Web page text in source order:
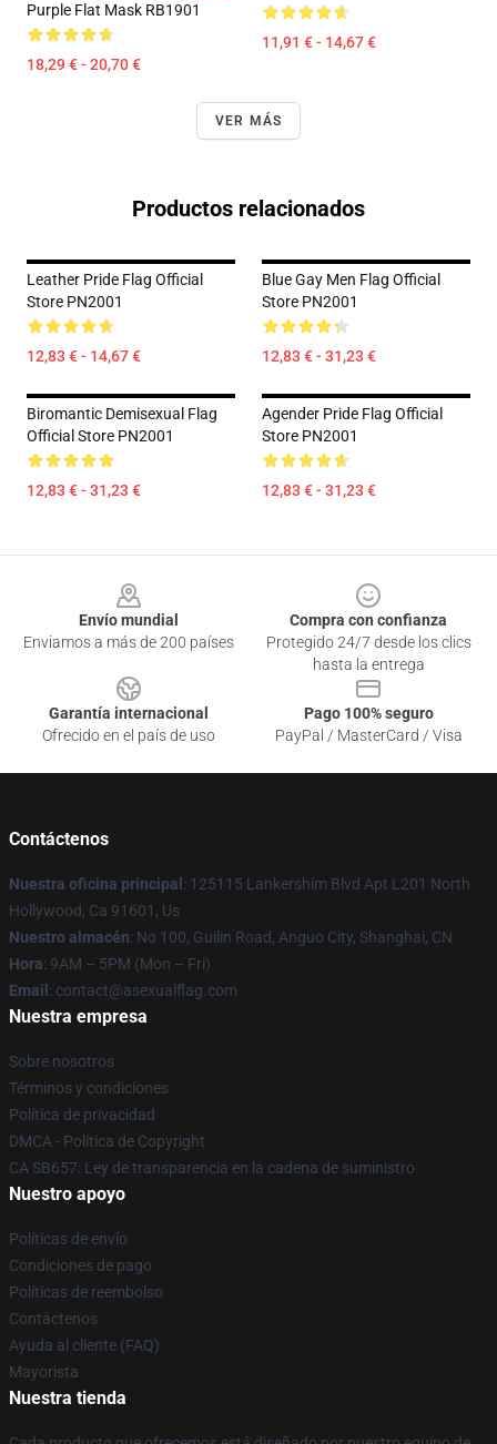
Purple Flat Mask RB1901
18,29 € - 20,70 €
11,91 € - 14,67 €
VER MÁS
Productos relacionados
Leather Pride Flag Official
Store PN2001
12,83 € - 14,67 €
Blue Gay Men Flag Official
Store PN2001
12,83 € - 31,23 €
Biromantic Demisexual Flag
Official Store PN2001
12,83 € - 31,23 €
Agender Pride Flag Official
Store PN2001
12,83 € - 31,23 €
Envío mundial
Enviamos a más de 200 países
Compra con confianza
Protegido 24/7 desde los clics
hasta la entrega
Garantía internacional
Ofrecido en el país de uso
Pago 100% seguro
PayPal / MasterCard / Visa
Contáctenos
Nuestra oficina principal : 125115 Lankershim Blvd Apt L201 North
Hollywood, Ca 91601, Us
Nuestro almacén: No 100, Guilin Road, Anguo City, Shanghai, CN
Hora: 9AM – 5PM (Mon – Fri)
Email : contact@asexualflag.com
Nuestra empresa
Sobre nosotros
Términos y condiciones
Política de privacidad
DMCA - Política de Copyright
CA SB657: Ley de transparencia en la cadena de suministro
Nuestro apoyo
Políticas de envío
Condiciones de pago
Políticas de reembolso
Contáctenos
Ayuda al cliente (FAQ)
Mayorista
Nuestra tienda